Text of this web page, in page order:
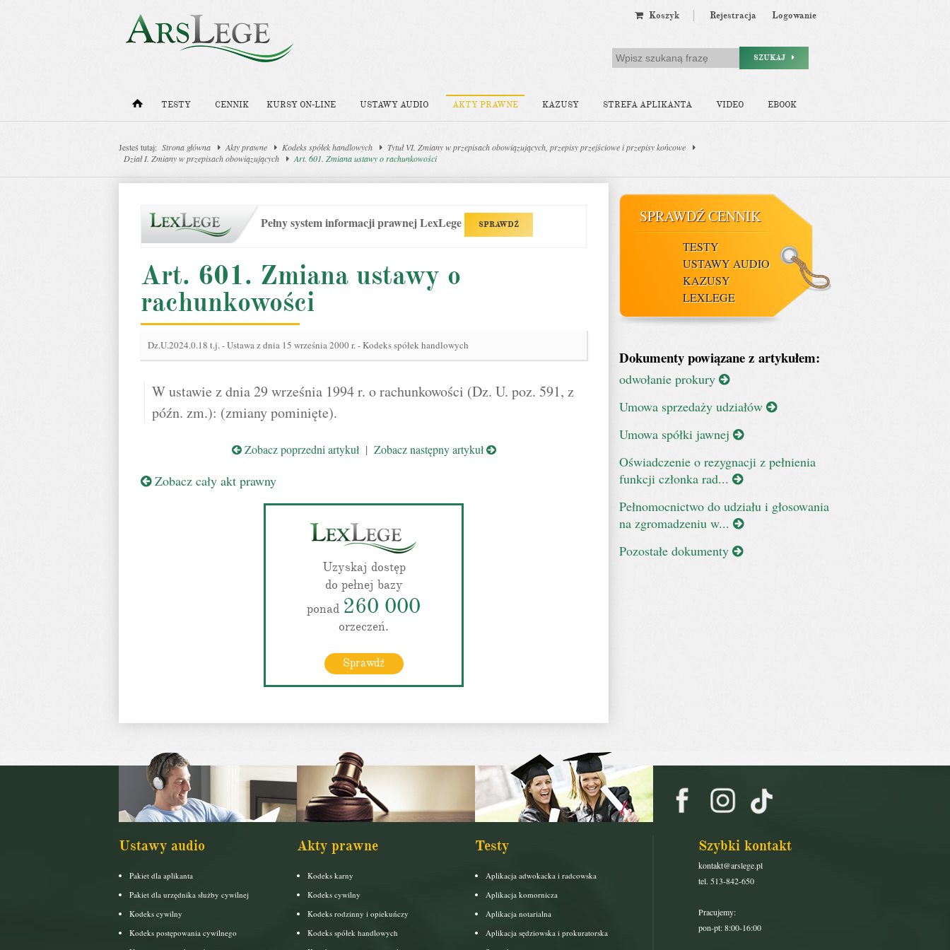
Koszyk Rejestracja Logowanie
SZUKAJ
TESTY CENNIK KURSY ON-LINE USTAWY AUDIO AKTY PRAWNE KAZUSY STREFA APLIKANTA VIDEO EBOOK
Jesteś tutaj: Strona główna Akty prawne Kodeks spółek handlowych
Tytuł VI. Zmiany w przepisach obowiązujących, przepisy przejściowe i przepisy końcowe
Dział I. Zmiany w przepisach obowiązujących
Art. 601. Zmiana ustawy o rachunkowości
Pełny system informacji prawnej LexLege SPRAWDŹ
Art. 601. Zmiana ustawy o
rachunkowości
Dz.U.2024.0.18 t.j.-Ustawa z dnia 15 września 2000 r. - Kodeks spółek handlowych
W ustawie z dnia 29 września 1994 r. o rachunkowości (Dz. U. poz. 591, z
późn. zm.): (zmiany pominięte).
Zobacz poprzedni artykuł| Zobacz następny artykuł
Zobacz cały akt prawny
Uzyskaj dostęp
do pełnej bazy
ponad 260 000
orzeczeń.
Sprawdź
SPRAWDŹ CENNIK
TESTY
USTAWY AUDIO
KAZUSY
LEXLEGE
Dokumenty powiązane z artykułem:
odwołanie prokury
Umowa sprzedaży udziałów
Umowa spółki jawnej
Oświadczenie o rezygnacji z pełnienia
funkcji członka rad...
Pełnomocnictwo do udziału i głosowania
na zgromadzeniu w...
Pozostałe dokumenty
Ustawy audio
Pakiet dla aplikanta
Pakiet dla urzędnika służby cywilnej
Kodeks cywilny
Kodeks postępowania cywilnego
Akty prawne
Kodeks karny
Kodeks cywilny
Kodeks rodzinny i opiekuńczy
Kodeks spółek handlowych
Testy
Aplikacja adwokacka i radcowska
Aplikacja komornicza
Aplikacja notarialna
Aplikacja sędziowska i prokuratorska
Szybki kontakt
kontakt@arslege.pl
tel. 513-842-650
Pracujemy:
pon-pt: 8:00-16:00